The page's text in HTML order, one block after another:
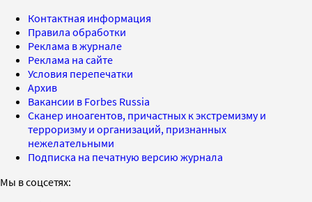
Контактная информация
Правила обработки
Реклама в журнале
Реклама на сайте
Условия перепечатки
Архив
Вакансии в Forbes Russia
Сканер иноагентов, причастных к экстремизму и
терроризму и организаций, признанных
нежелательными
Подписка на печатную версию журнала
Мы в соцсетях: